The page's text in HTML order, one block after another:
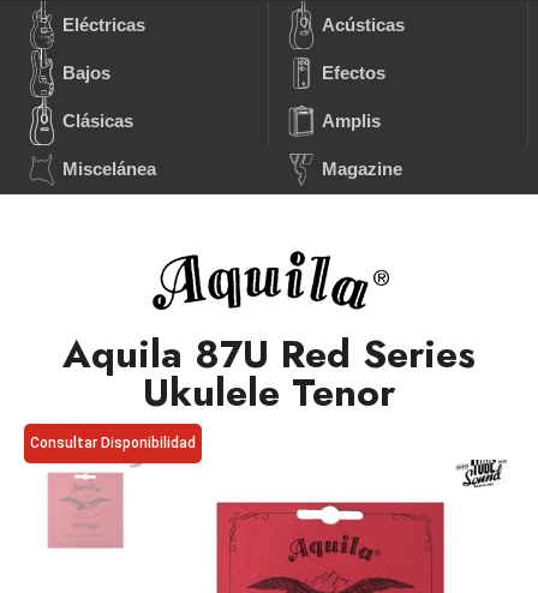
Eléctricas Acústicas
Bajos Efectos
Clásicas Amplis
Miscelánea Magazine
Aquila 87U Red Series
Ukulele Tenor
Consultar Disponibilidad